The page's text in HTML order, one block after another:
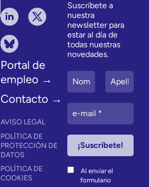
Portal de
empleo →
Contacto →
AVISO LEGAL
POLÍTICA DE
PROTECCIÓN DE
DATOS
POLÍTICA DE
COOKIES
Suscríbete a
nuestra
newsletter para
estar al día de
todas nuestras
novedades.
Al enviar el
formulario